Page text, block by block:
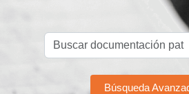
Búsqueda